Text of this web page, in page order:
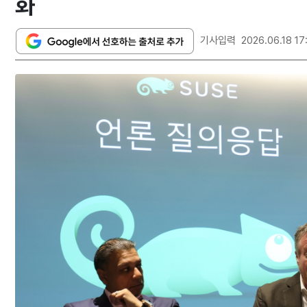
화
기사입력 2026.06.18